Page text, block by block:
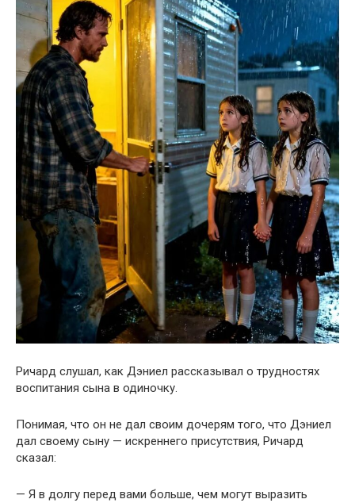
Ричард слушал, как Дэниел рассказывал о трудностях
воспитания сына в одиночку.
Понимая, что он не дал своим дочерям того, что Дэниел
дал своему сыну — искреннего присутствия, Ричард
сказал:
— Я в долгу перед вами больше, чем могут выразить